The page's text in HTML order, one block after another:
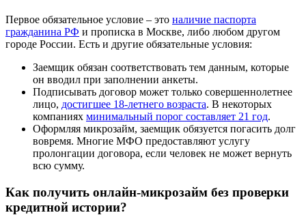
Первое обязательное условие – это наличие паспорта
гражданина РФ и прописка в Москве, либо любом другом
городе России. Есть и другие обязательные условия:
Заемщик обязан соответствовать тем данным, которые
он вводил при заполнении анкеты.
Подписывать договор может только совершеннолетнее
лицо, достигшее 18-летнего возраста. В некоторых
компаниях минимальный порог составляет 21 год.
Оформляя микрозайм, заемщик обязуется погасить долг
вовремя. Многие МФО предоставляют услугу
пролонгации договора, если человек не может вернуть
всю сумму.
Как получить онлайн-микрозайм без проверки
кредитной истории?